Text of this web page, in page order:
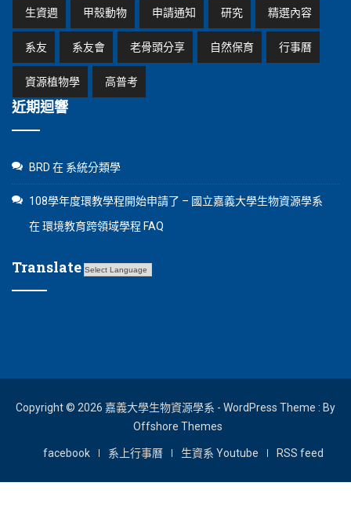
生資週 甲殼動物 申請通知 研究 精選內容
系友 系友會 老骨頭分享 自然保育 行事曆
資源植物學 高普考
近期迴響
BRD 在 系統分類學
108學年度環教學程開始申請了 – 國立嘉義大學生物資源學系
在環境教育跨領域學程 FAQ
Translate
Copyright © 2026 嘉義大學生物資源學系 - WordPress Theme : By
Offshore Themes
facebook 系上行事曆 生資系 Youtube RSS feed